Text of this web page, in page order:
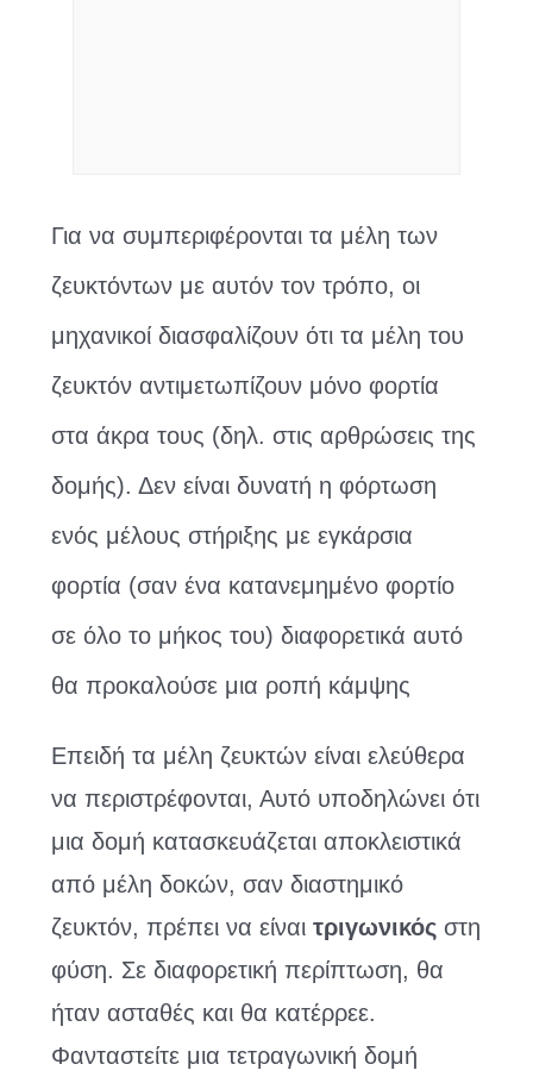
Για να συμπεριφέρονται τα μέλη των
ζευκτόντων με αυτόν τον τρόπο, οι
μηχανικοί διασφαλίζουν ότι τα μέλη του
ζευκτόν αντιμετωπίζουν μόνο φορτία
στα άκρα τους (δηλ. στις αρθρώσεις της
δομής). Δεν είναι δυνατή η φόρτωση
ενός μέλους στήριξης με εγκάρσια
φορτία (σαν ένα κατανεμημένο φορτίο
σε όλο το μήκος του) διαφορετικά αυτό
θα προκαλούσε μια ροπή κάμψης
Επειδή τα μέλη ζευκτών είναι ελεύθερα
να περιστρέφονται, Αυτό υποδηλώνει ότι
μια δομή κατασκευάζεται αποκλειστικά
από μέλη δοκών, σαν διαστημικό
ζευκτόν, πρέπει να είναι τριγωνικόςστη
φύση. Σε διαφορετική περίπτωση, θα
ήταν ασταθές και θα κατέρρεε.
Φανταστείτε μια τετραγωνική δομή